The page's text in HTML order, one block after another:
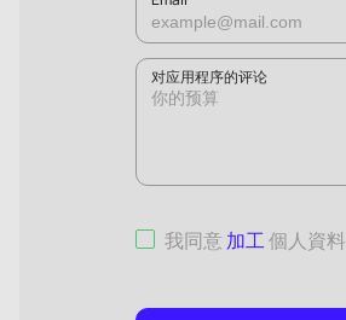
对应用程序的评论
我同意 加工個人資料